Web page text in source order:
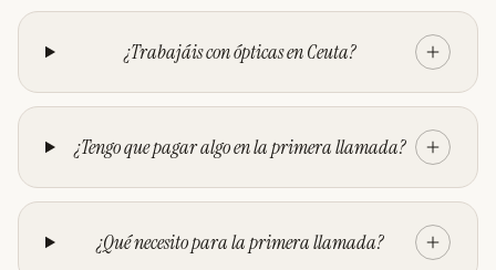
¿Trabajáis con ópticas en Ceuta?
¿Tengo que pagar algo en la primera llamada?
¿Qué necesito para la primera llamada?